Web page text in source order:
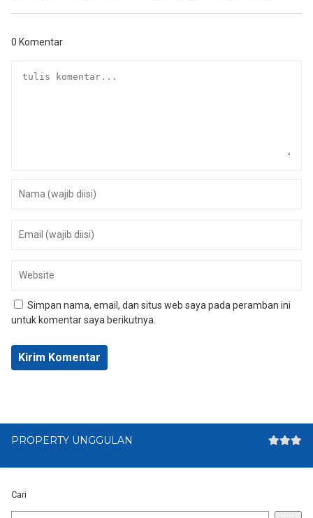
0 Komentar
Simpan nama, email, dan situs web saya pada peramban ini
untuk komentar saya berikutnya.
PROPERTY UNGGULAN
Cari